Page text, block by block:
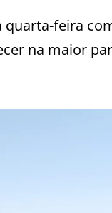
feira
na maior